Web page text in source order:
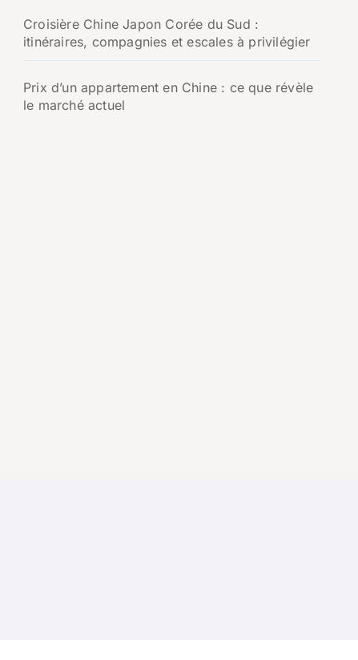
Croisière Chine Japon Corée du Sud :
itinéraires, compagnies et escales à privilégier
Prix d’un appartement en Chine : ce que révèle
le marché actuel